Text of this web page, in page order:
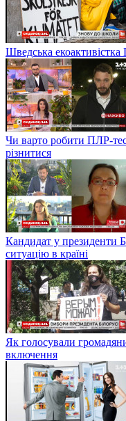
Шведська екоактивістка
Чи варто робити ПЛР-
різнитися
Кандидат у президенти
ситуацію в країні
Як голосували
включення